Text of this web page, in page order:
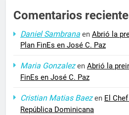
Comentarios
Daniel Sambrana en Abrió la
Plan FinEs en José C. Paz
Maria Gonzalezen Abrió la
FinEs en José C. Paz
Cristian Matias Baezen El
República Dominicana